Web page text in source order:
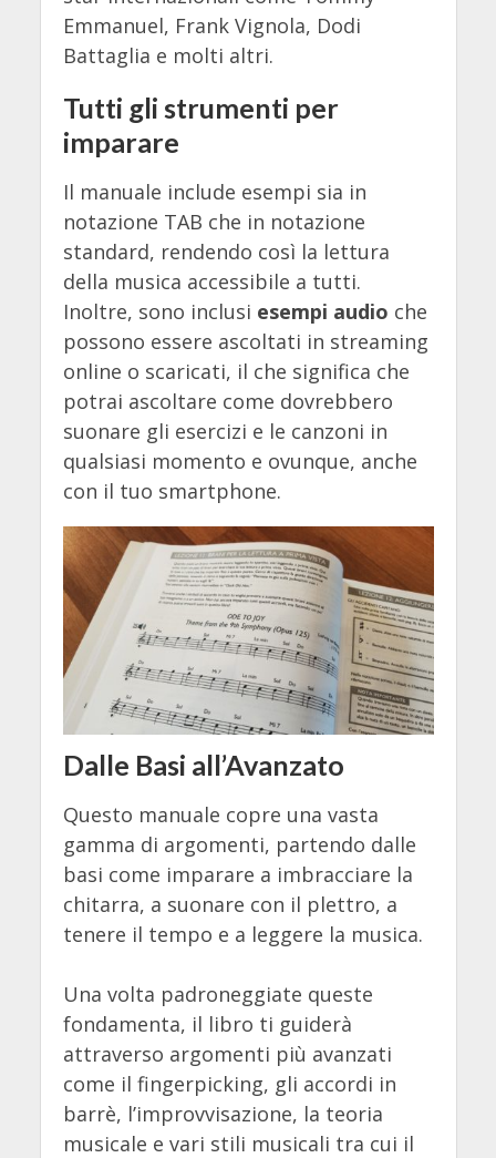
Emmanuel, Frank Vignola, Dodi
Battaglia e molti altri.
Tutti gli strumenti per
imparare
Il manuale include esempi sia in
notazione TAB che in notazione
standard, rendendo così la lettura
della musica accessibile a tutti.
Inoltre, sono inclusi esempi audio che
possono essere ascoltati in streaming
online o scaricati, il che significa che
potrai ascoltare come dovrebbero
suonare gli esercizi e le canzoni in
qualsiasi momento e ovunque, anche
con il tuo smartphone.
Dalle Basi all’Avanzato
Questo manuale copre una vasta
gamma di argomenti, partendo dalle
basi come imparare a imbracciare la
chitarra, a suonare con il plettro, a
tenere il tempo e a leggere la musica.
Una volta padroneggiate queste
fondamenta, il libro ti guiderà
attraverso argomenti più avanzati
come il fingerpicking, gli accordi in
barrè, l’improvvisazione, la teoria
musicale e vari stili musicali tra cui il